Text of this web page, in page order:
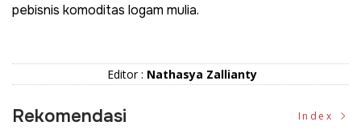
pebisnis komoditas logam mulia.
Editor : Nathasya Zallianty
Rekomendasi Index